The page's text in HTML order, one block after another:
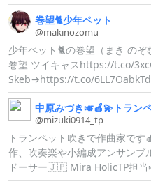
巻望🐈少年ペット
@makinozomu
少年ペット🐈の巻望（まき の
巻望 ツイキャスhttps://t.co/
Skeb→https://t.co/
中原みづき🎺🍎💫トラン
@mizuki0914_ tp
トランペット吹きで作曲家で
作、吹奏楽や小編成アンサン
ドーサー🇯🇵 Mira HolicTP担当